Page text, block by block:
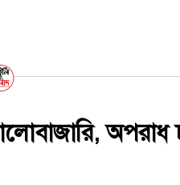
অপরাধ